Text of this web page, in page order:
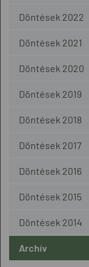
Döntések 2022
Döntések 2021
Döntések 2020
Döntések 2019
Döntések 2018
Döntések 2017
Döntések 2016
Döntések 2015
Döntések 2014
Archív